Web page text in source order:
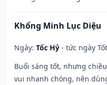
Khổng Minh Lục Diệu
Ngày: Tốc Hỷ - tức ngày
Buổi sáng tốt, nhưng
vui nhanh chóng, nên